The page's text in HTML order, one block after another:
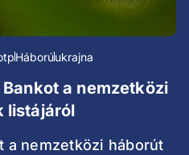
Háborúukrajna
a nemzetközi
listájáról
a nemzetközi háborút